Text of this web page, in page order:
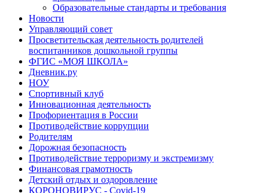
Образовательные стандарты и требования
Новости
Управляющий совет
Просветительская деятельность родителей
воспитанников дошкольной группы
ФГИС «МОЯ ШКОЛА»
Дневник.ру
НОУ
Спортивный клуб
Инновационная деятельность
Профориентация в России
Противодействие коррупции
Родителям
Дорожная безопасность
Противодействие терроризму и экстремизму
Финансовая грамотность
Детский отдых и оздоровление
КОРОНОВИРУС - Covid-19